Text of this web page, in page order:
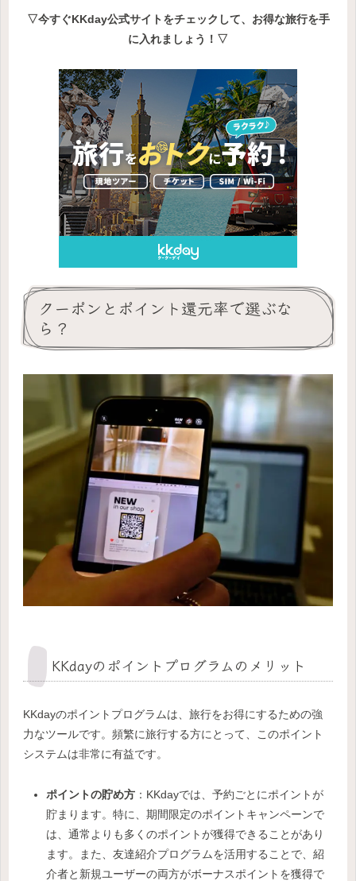
▽今すぐKKday公式サイトをチェックして、お得な旅行を手
に入れましょう！▽
クーポンとポイント還元率で選ぶな
ら？
KKdayのポイントプログラムのメリット
KKdayのポイントプログラムは、旅行をお得にするための強
力なツールです。頻繁に旅行する方にとって、このポイント
システムは非常に有益です。
ポイントの貯め方：KKdayでは、予約ごとにポイントが
貯まります。特に、期間限定のポイントキャンペーンで
は、通常よりも多くのポイントが獲得できることがあり
ます。また、友達紹介プログラムを活用することで、紹
介者と新規ユーザーの両方がボーナスポイントを獲得で